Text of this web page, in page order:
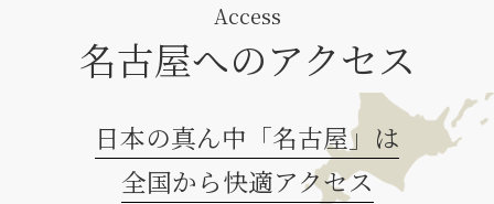
Access
名古屋へのアクセス
日本の真ん中「名古屋」は
全国から快適アクセス